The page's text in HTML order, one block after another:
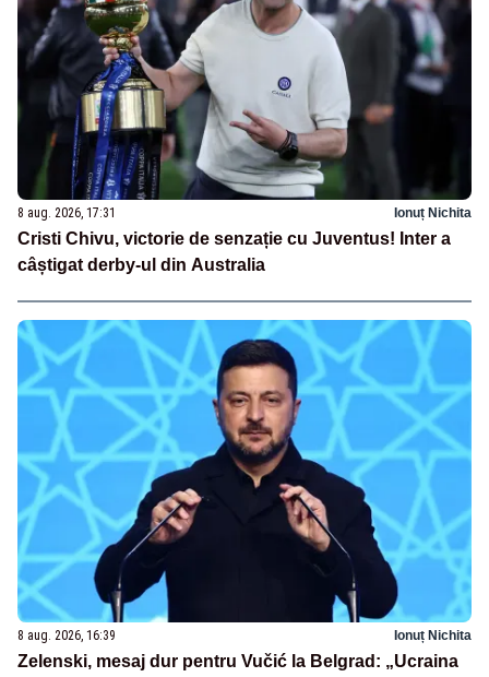
8 aug. 2026, 17:31 Ionuț Nichita
Cristi Chivu, victorie de senzație cu Juventus! Inter a
câștigat derby-ul din Australia
8 aug. 2026, 16:39 Ionuț Nichita
Zelenski, mesaj dur pentru Vučić la Belgrad: „Ucraina